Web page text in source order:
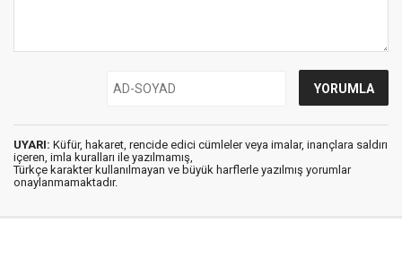
UYARI: Küfür, hakaret, rencide edici cümleler veya imalar, inançlara saldırı
içeren, imla kuralları ile yazılmamış,
Türkçe karakter kullanılmayan ve büyük harflerle yazılmış yorumlar
onaylanmamaktadır.